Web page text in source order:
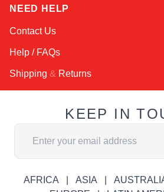
NEED HELP
Contact Us
Help / FAQs
Shipping & Returns
KEEP IN
Email Address
AFRICA ASIA